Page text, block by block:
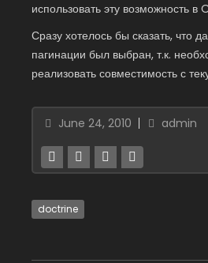
использовать эту возможность
Сразу хотелось бы сказать, что
пагинации был выбран, т.к.
реализовать совместимость с
June 24, 2010 admin
doctrine